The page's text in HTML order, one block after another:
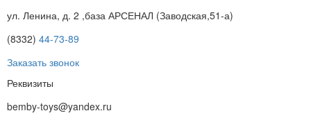
ул. Ленина, д. 2 ,база АРСЕНАЛ (Заводская,51-а)
(8332) 44-73-89
Заказать звонок
Реквизиты
bemby-toys@yandex.ru